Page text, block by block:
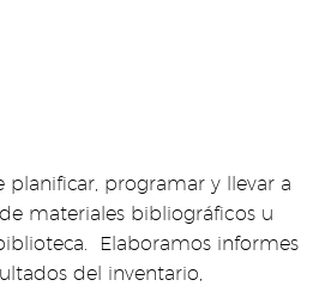
planificar, programar y llevar a
materiales bibliográficos u
Elaboramos informes
del inventario,